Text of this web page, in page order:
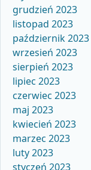
grudzień 2023
listopad 2023
październik 2023
wrzesień 2023
sierpień 2023
lipiec 2023
czerwiec 2023
maj 2023
kwiecień 2023
marzec 2023
luty 2023
styczeń 2023